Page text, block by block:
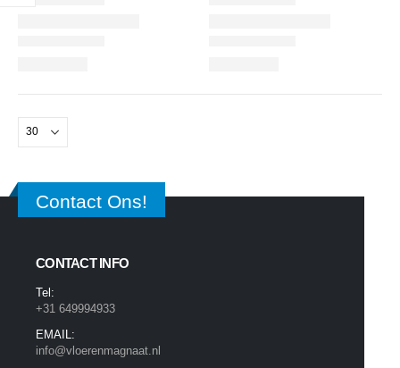
Contact Ons!
CONTACT INFO
Tel:
+31 649994933
EMAIL:
info@vloerenmagnaat.nl